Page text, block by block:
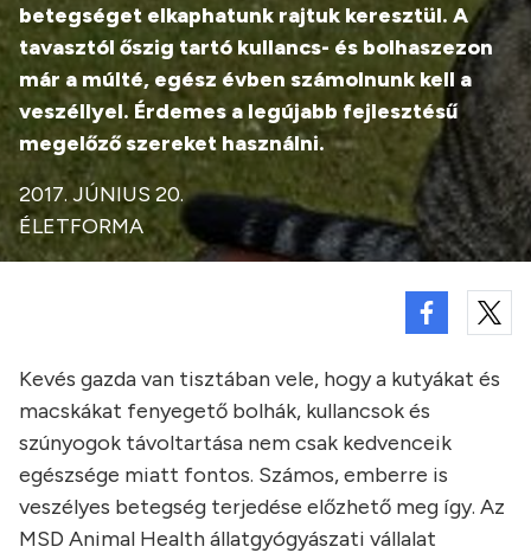
betegséget elkaphatunk rajtuk keresztül. A
tavasztól őszig tartó kullancs- és bolhaszezon
már a múlté, egész évben számolnunk kell a
veszéllyel. Érdemes a legújabb fejlesztésű
megelőző szereket használni.
2017. JÚNIUS 20.
ÉLETFORMA
Kevés gazda van tisztában vele, hogy a kutyákat és
macskákat fenyegető bolhák, kullancsok és
szúnyogok távoltartása nem csak kedvenceik
egészsége miatt fontos. Számos, emberre is
veszélyes betegség terjedése előzhető meg így. Az
MSD Animal Health állatgyógyászati vállalat